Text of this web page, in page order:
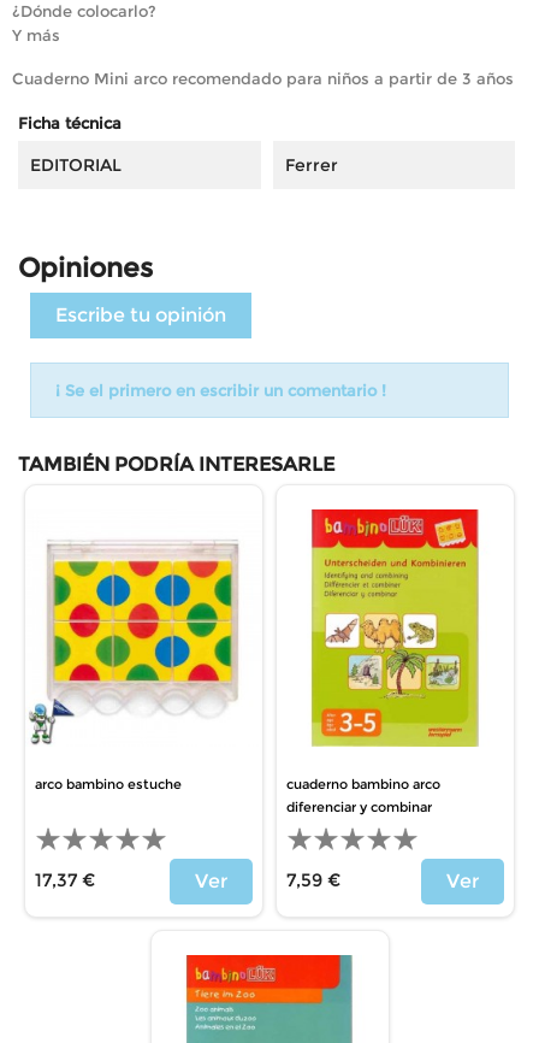
¿Dónde colocarlo?
Y más
Cuaderno Mini arco recomendado para niños a partir de 3 años
Ficha técnica
EDITORIAL Ferrer
Opiniones
Escribe tu opinión
¡ Se el primero en escribir un comentario !
TAMBIÉN PODRÍA INTERESARLE
arco bambino estuche
17,37 €
Ver
cuaderno bambino arco
diferenciar y combinar
7,59 €
Ver